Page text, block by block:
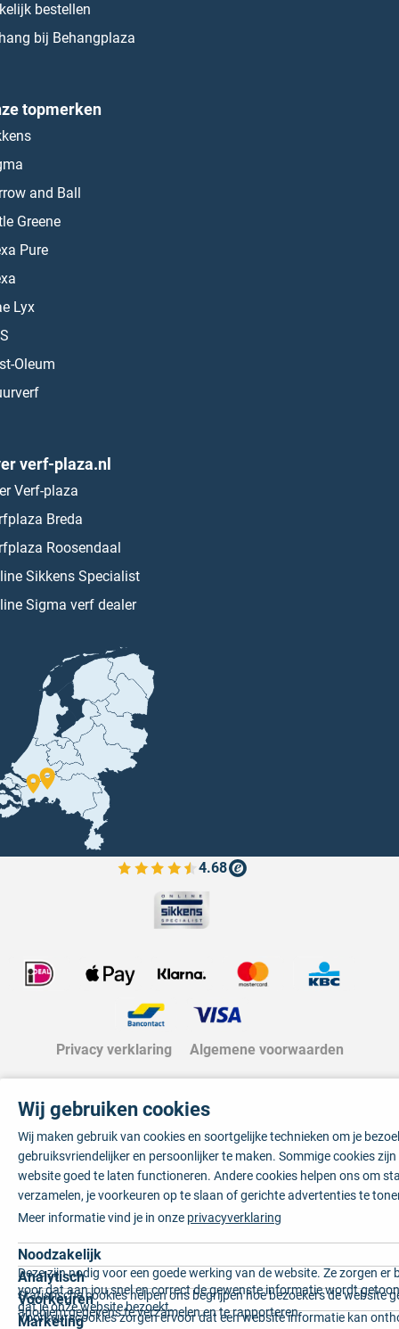
bestellen
bij Behangplaza
topmerken
and Ball
Greene
Pure
Lyx
Oleum
verf-plaza.nl
Verf-plaza
Breda
Roosendaal
Sikkens Specialist
Sigma verf dealer
4.68
Bekijk de verfplaza beoordelingen
Privacy verklaring Algemene voorwaarden
Wij gebruiken cookies
Wij maken gebruik van cookies en soortgelijke technieken om je
gebruiksvriendelijker en persoonlijker te maken. Sommige cookies
website goed te laten functioneren. Andere cookies helpen ons om
verzamelen, je voorkeuren op te slaan of gerichte advertenties te
Meer informatie vind je in onze privacyverklaring
Noodzakelijk
Deze zijn nodig voor een goede werking van de website. Ze zorgen er
voor dat aan jou snel en correct de gewenste informatie wordt
dat je onze website bezoekt.
Analytisch
Statistische cookies helpen ons begrijpen hoe bezoekers de website
anoniem gegevens te verzamelen en te rapporteren.
Voorkeuren
Voorkeurscookies zorgen ervoor dat een website informatie kan
Marketing